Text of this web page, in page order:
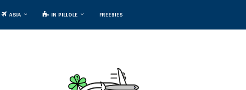
ASIA IN PILLOLE FREEBIES